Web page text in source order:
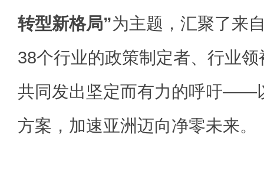
转型新格局”为主题，汇聚了来
38个行业的政策制定者、行业
共同发出坚定而有力的呼吁——
方案，加速亚洲迈向净零未来。